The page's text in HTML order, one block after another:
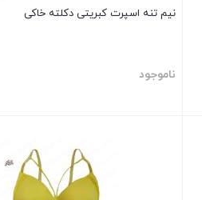
نیم تنه اسپرت کبریتی دکلته خاکی
ناموجود